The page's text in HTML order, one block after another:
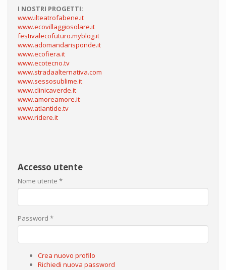
I NOSTRI PROGETTI:
www.ilteatrofabene.it
www.ecovillaggiosolare.it
festivalecofuturo.myblog.it
www.adomandarisponde.it
www.ecofiera.it
www.ecotecno.tv
www.stradaalternativa.com
www.sessosublime.it
www.clinicaverde.it
www.amoreamore.it
www.atlantide.tv
www.ridere.it
Accesso utente
Nome utente *
Password *
Crea nuovo profilo
Richiedi nuova password